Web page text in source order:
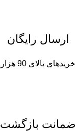
ارسال رایگان
خریدهای بالای 90 هزار
ضمانت بازگشت